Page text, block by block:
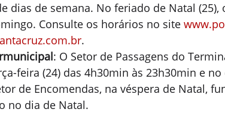
dias de semana. No feriado de Natal (25),
Consulte os horários no site
.
: O Setor de Passagens do
feira (24) das 4h30min às 23h30min e
de Encomendas, na véspera de Natal,
no dia de Natal.